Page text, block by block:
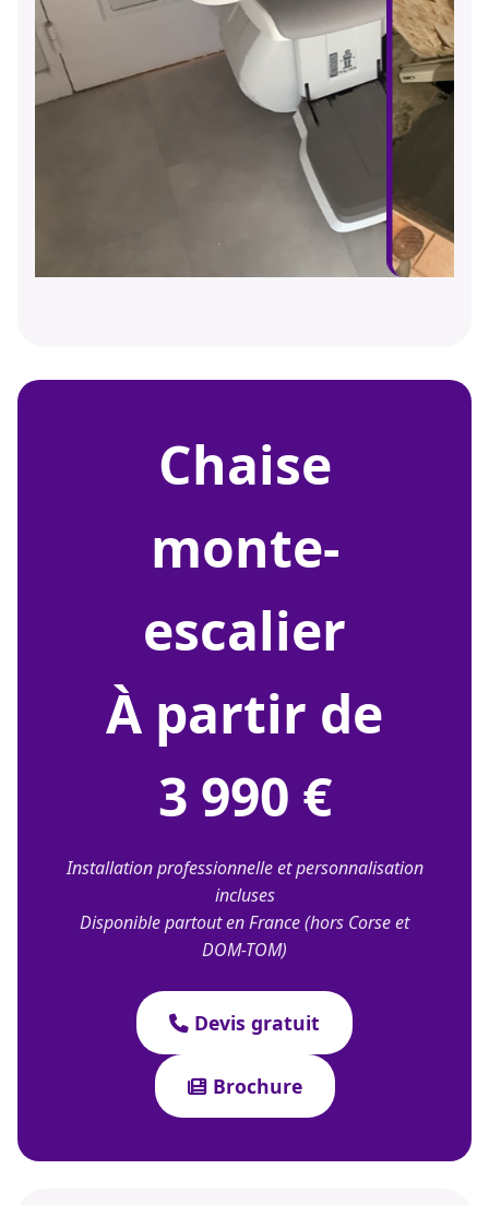
chaise
monte-
escalier
À partir de
3 990 €
Installation professionnelle et personnalisation
incluses
Disponible partout en France (hors Corse et
DOM-TOM)
Devis gratuit
Brochure